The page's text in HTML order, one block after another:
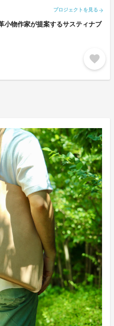
プロジェクトを見る arrow_forward
小物作家が提案するサスティナブ
favorite